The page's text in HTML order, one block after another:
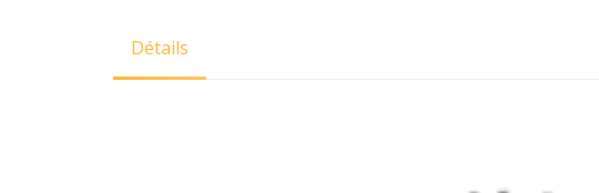
Détails